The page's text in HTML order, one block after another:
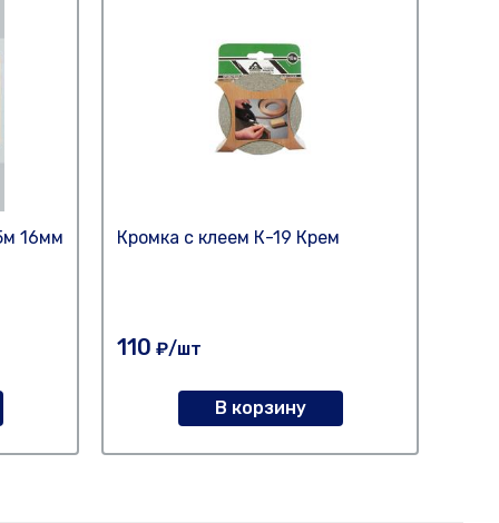
16мм Кромка с клеем К-19 Крем
110 ₽/шт
В корзину